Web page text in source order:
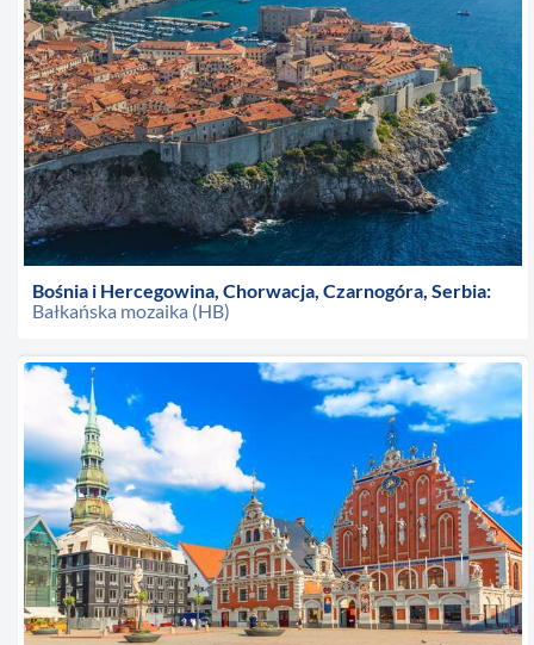
Bośnia i Hercegowina, Chorwacja, Czarnogóra, Serbia:
Bałkańska mozaika (HB)